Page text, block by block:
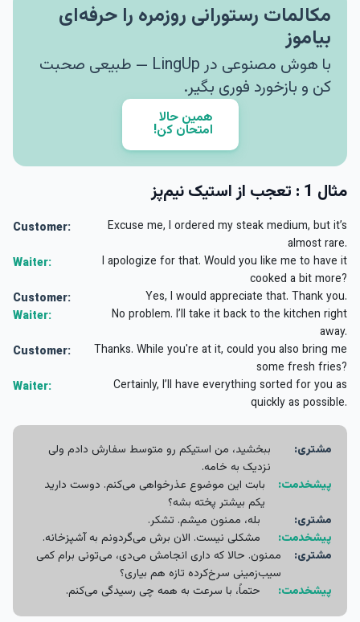
مکالمات رستورانی روزمره را حرفه‌ای
بیاموز
با هوش مصنوعی در LingUp — طبیعی صحبت
کن و بازخورد فوری بگیر.
همین حالا
امتحان کن!
مثال 1 : تعجب از استیک نیم‌پز
Customer:
Excuse me, I ordered my steak medium, but it’s
almost rare.
Waiter:
I apologize for that. Would you like me to have it
cooked a bit more?
Customer: Yes, I would appreciate that. Thank you.
Waiter:
No problem. I’ll take it back to the kitchen right
away.
Customer:
Thanks. While you're at it, could you also bring me
some fresh fries?
Waiter:
Certainly, I’ll have everything sorted for you as
quickly as possible.
مشتری:
ببخشید، من استیکم رو متوسط سفارش دادم ولی
نزدیک به خامه.
پیشخدمت:
بابت این موضوع عذرخواهی می‌کنم. دوست دارید
یکم بیشتر پخته بشه؟
مشتری:
بله، ممنون میشم. تشکر.
پیشخدمت:
مشکلی نیست. الان برش می‌گردونم به آشپزخانه.
مشتری:
ممنون. حالا که داری انجامش می‌دی، می‌تونی برام کمی
سیب‌زمینی سرخ‌کرده تازه هم بیاری؟
پیشخدمت:
حتماً، با سرعت به همه چی رسیدگی می‌کنم.